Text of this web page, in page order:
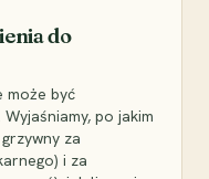
do
może być
po jakim
za
i za